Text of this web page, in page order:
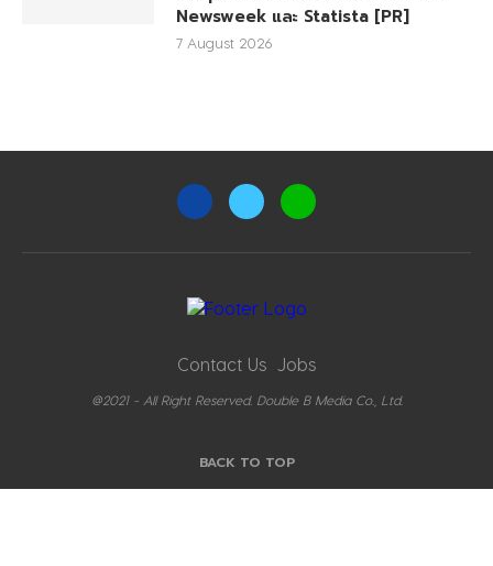
Newsweek และ Statista [PR]
7 August 2026
Contact Us Jobs
@2021 - All Right Reserved. Double B Media Co., Ltd.
BACK TO TOP